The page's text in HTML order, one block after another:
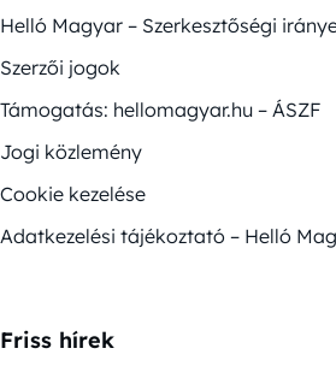
Helló Magyar – Szerkesztőségi
Szerzői jogok
Támogatás: hellomagyar.hu – ÁSZF
Jogi közlemény
Cookie kezelése
Adatkezelési tájékoztató – Helló
Friss hírek